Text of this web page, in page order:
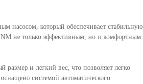
насосом, который обеспечивает стабильную
не только эффективным, но и комфортным
и легкий вес, что позволяет легко
системой автоматического